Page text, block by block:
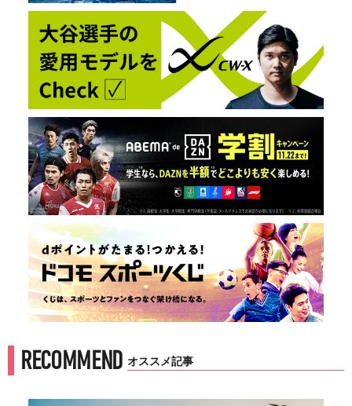
RECOMMEND オススメ記事